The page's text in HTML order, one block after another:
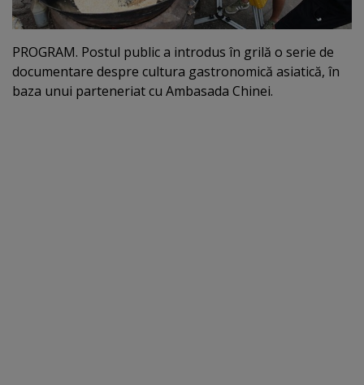
PROGRAM. Postul public a introdus în grilă o serie de
documentare despre cultura gastronomică asiatică, în
baza unui parteneriat cu Ambasada Chinei.